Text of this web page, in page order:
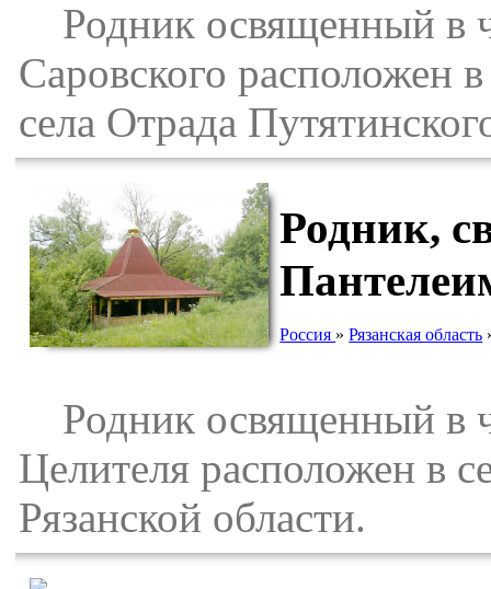
Родник освященный в
Саровского расположен
села Отрада
Родник,
Россия »Рязанская область
Родник освященный в
Целителя расположен в
Рязанской области.